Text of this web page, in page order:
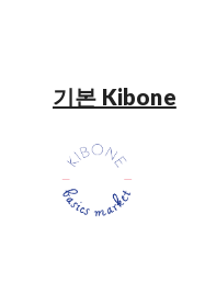
기본 Kibone